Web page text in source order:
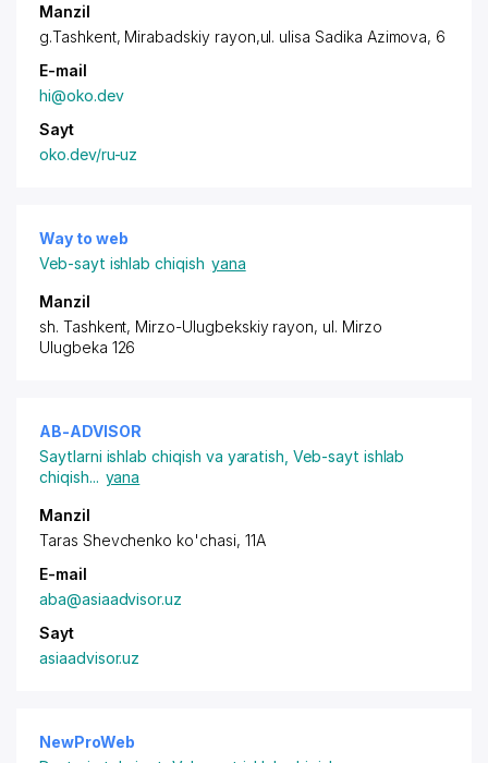
Manzil
g.Tashkent, Mirabadskiy rayon,ul. ulisa Sadika Azimova, 6
E-mail
hi@oko.dev
Sayt
oko.dev/ru-uz
Way to web
Veb-sayt ishlab chiqish yana
Manzil
sh. Tashkent, Mirzo-Ulugbekskiy rayon, ul. Mirzo
Ulugbeka 126
AB-ADVISOR
Saytlarni ishlab chiqish va yaratish ,Veb-sayt ishlab
chiqish... yana
Manzil
Taras Shevchenko ko'chasi, 11A
E-mail
aba@asiaadvisor.uz
Sayt
asiaadvisor.uz
NewProWeb